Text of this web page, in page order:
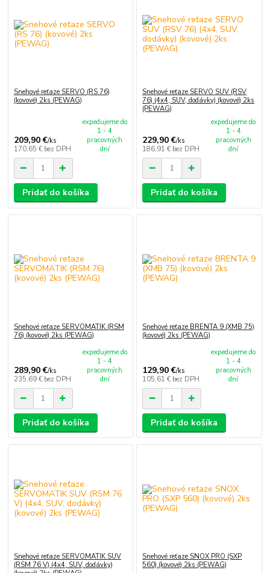
Snehové reťaze SERVO (RS 76)
(kovové) 2ks (PEWAG)
209,90 €/ks
170,65 € bez DPH
expedujeme do
1 - 4
pracovných
dní
Pridať do košíka
Snehové reťaze SERVO SUV (RSV
76) (4x4, SUV, dodávky) (kovové) 2ks
(PEWAG)
229,90 €/ks
186,91 € bez DPH
expedujeme do
1 - 4
pracovných
dní
Pridať do košíka
Snehové reťaze SERVOMATIK (RSM
76) (kovové) 2ks (PEWAG)
289,90 €/ks
235,69 € bez DPH
expedujeme do
1 - 4
pracovných
dní
Pridať do košíka
Snehové reťaze BRENTA 9 (XMB 75)
(kovové) 2ks (PEWAG)
129,90 €/ks
105,61 € bez DPH
expedujeme do
1 - 4
pracovných
dní
Pridať do košíka
Snehové reťaze SERVOMATIK SUV
(RSM 76 V) (4x4, SUV, dodávky)
Snehové reťaze SNOX PRO (SXP
560) (kovové) 2ks (PEWAG)